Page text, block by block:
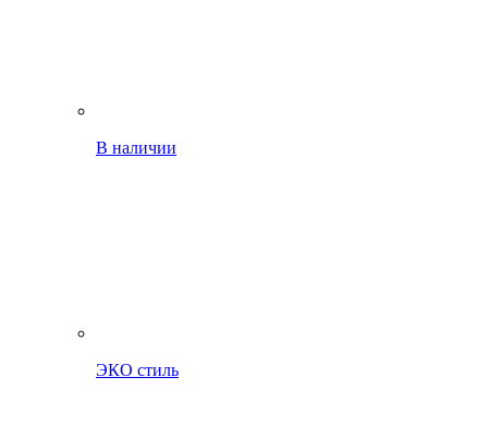
В наличии
ЭКО стиль